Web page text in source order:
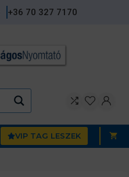
+36 70 327 7170
VIP TAG LESZEK